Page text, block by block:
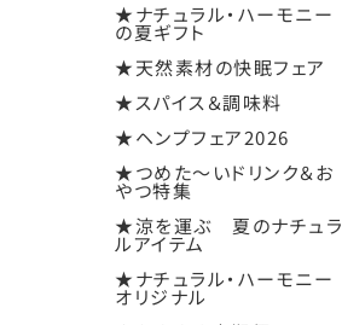
★ナチュラル・ハーモニー
の夏ギフト
★天然素材の快眠フェア
★スパイス＆調味料
★ヘンプフェア2026
★つめた～いドリンク＆お
やつ特集
★涼を運ぶ 夏のナチュラ
ルアイテム
★ナチュラル・ハーモニー
オリジナル